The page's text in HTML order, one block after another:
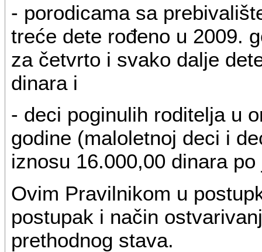
- porodicama sa
treće dete rođeno u 2009.
za četvrto i svako dalje
dinara i
- deci poginulih roditelja u
godine (maloletnoj deci i
iznosu 16.000,00 dinara
Ovim Pravilnikom u
postupak i način
prethodnog stava.